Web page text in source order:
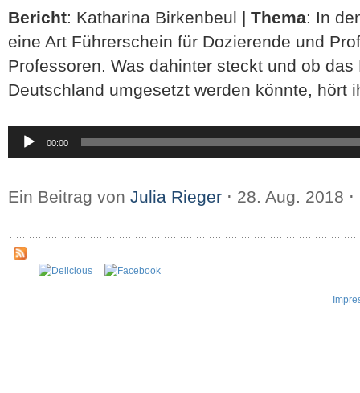
Bericht: Katharina Birkenbeul | Thema: In
eine Art Führerschein für Dozierende und
Professoren. Was dahinter steckt und ob
Deutschland umgesetzt werden könnte, hört
Audio-
Player
00:00
Ein Beitrag von Julia Rieger ⋅ 28. Aug. 2018 ⋅